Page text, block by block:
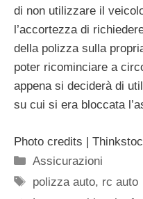
di non utilizzare il
l’accortezza di
della polizza sulla
poter ricominciare a
appena si deciderà di
su cui si era bloccata
Photo credits |
Categorie
Assicurazioni
Tag
polizza auto, rc auto